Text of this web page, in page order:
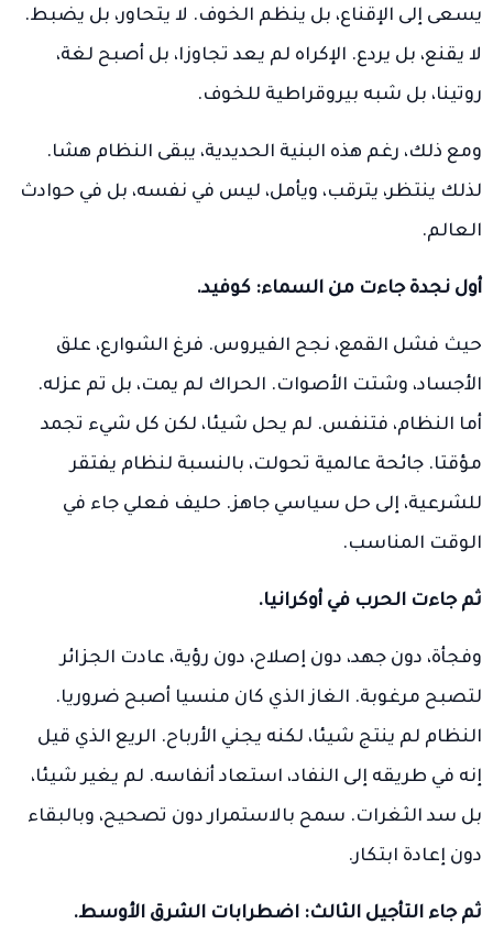
يسعى إلى الإقناع، بل ينظم الخوف. لا يتحاور، بل يضبط.
لا يقنع، بل يردع. الإكراه لم يعد تجاوزا، بل أصبح لغة،
روتينا، بل شبه بيروقراطية للخوف.
ومع ذلك، رغم هذه البنية الحديدية، يبقى النظام هشا.
لذلك ينتظر، يترقب، ويأمل، ليس في نفسه، بل في حوادث
العالم.
أول نجدة جاءت من السماء: كوفيد.
حيث فشل القمع، نجح الفيروس. فرغ الشوارع، علق
الأجساد، وشتت الأصوات. الحراك لم يمت، بل تم عزله.
أما النظام، فتنفس. لم يحل شيئا، لكن كل شيء تجمد
مؤقتا. جائحة عالمية تحولت، بالنسبة لنظام يفتقر
للشرعية، إلى حل سياسي جاهز. حليف فعلي جاء في
الوقت المناسب.
ثم جاءت الحرب في أوكرانيا.
وفجأة، دون جهد، دون إصلاح، دون رؤية، عادت الجزائر
لتصبح مرغوبة. الغاز الذي كان منسيا أصبح ضروريا.
النظام لم ينتج شيئا، لكنه يجني الأرباح. الريع الذي قيل
إنه في طريقه إلى النفاد، استعاد أنفاسه. لم يغير شيئا،
بل سد الثغرات. سمح بالاستمرار دون تصحيح، وبالبقاء
دون إعادة ابتكار.
ثم جاء التأجيل الثالث: اضطرابات الشرق الأوسط.